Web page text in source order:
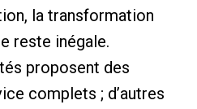
la transformation
reste inégale.
proposent des
complets ; d’autres